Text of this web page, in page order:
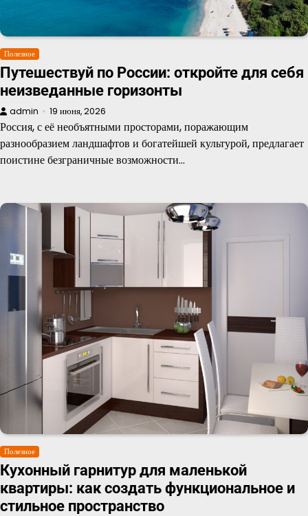
Полезное
Путешествуй по России: откройте для себя
неизведанные горизонты
admin 19 июня, 2026
Россия, с её необъятными просторами, поражающим
разнообразием ландшафтов и богатейшей культурой, предлагает
поистине безграничные возможности…
Полезное
Кухонный гарнитур для маленькой
квартиры: как создать функциональное и
стильное пространство